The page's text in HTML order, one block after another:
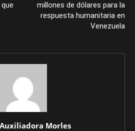
millones de dólares para la
respuesta humanitaria en
Venezuela
Morles